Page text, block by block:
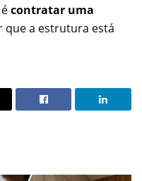
contratar uma
que a estrutura está